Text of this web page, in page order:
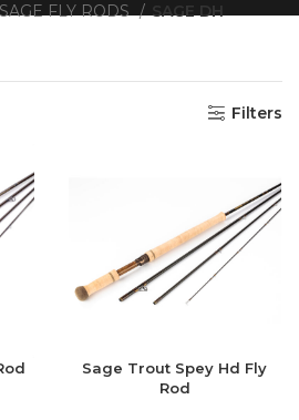
SAGE FLY RODS
SAGE DH
Filters
Sage Trout Spey Hd Fly
Rod